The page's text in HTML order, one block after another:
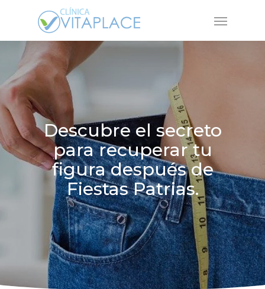
content
Menu
Descubre el secreto
para recuperar tu
figura después de
Fiestas Patrias.